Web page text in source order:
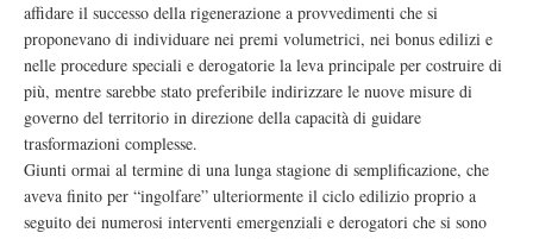
affidare il successo della rigenerazione a provvedimenti che si
proponevano di individuare nei premi volumetrici, nei bonus edilizi e
nelle procedure speciali e derogatorie la leva principale per costruire di
più, mentre sarebbe stato preferibile indirizzare le nuove misure di
governo del territorio in direzione della capacità di guidare
trasformazioni complesse.
Giunti ormai al termine di una lunga stagione di semplificazione, che
aveva finito per “ingolfare” ulteriormente il ciclo edilizio proprio a
seguito dei numerosi interventi emergenziali e derogatori che si sono